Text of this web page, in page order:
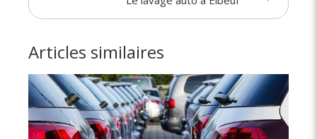
Articles similaires